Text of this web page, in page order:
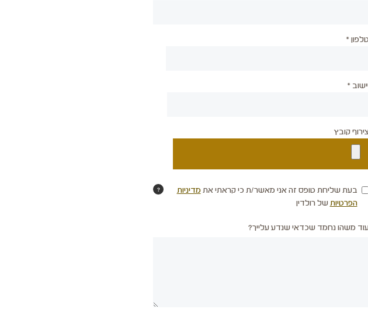
טלפון *
*
קובץ
בעת שליחת טופס זה אני מאשר/ת כי קראתי אתמדיניות
הפרטיותשל רולדין
?
משהו נחמד שכדאי שנדע עלייך?